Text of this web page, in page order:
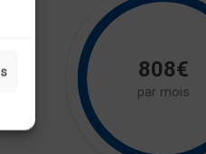
808€
par mois